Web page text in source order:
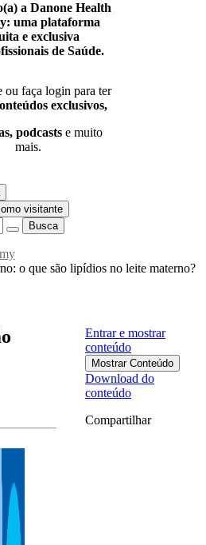
a Danone Health
uma plataforma
e exclusiva
de Saúde.
ou faça login para ter
exclusivos,
podcasts e muito
mais.
visitante
Busca
o que são lipídios no leite materno?
Entrar e mostrar
conteúdo
Mostrar Conteúdo
Download do
conteúdo
Compartilhar